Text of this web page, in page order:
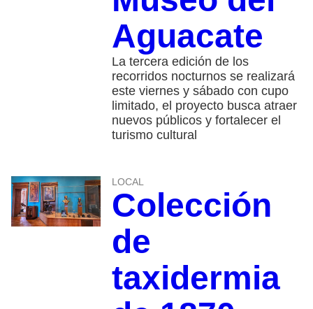
Aguacate
La tercera edición de los
recorridos nocturnos se realizará
este viernes y sábado con cupo
limitado, el proyecto busca atraer
nuevos públicos y fortalecer el
turismo cultural
LOCAL
Colección
de
taxidermia